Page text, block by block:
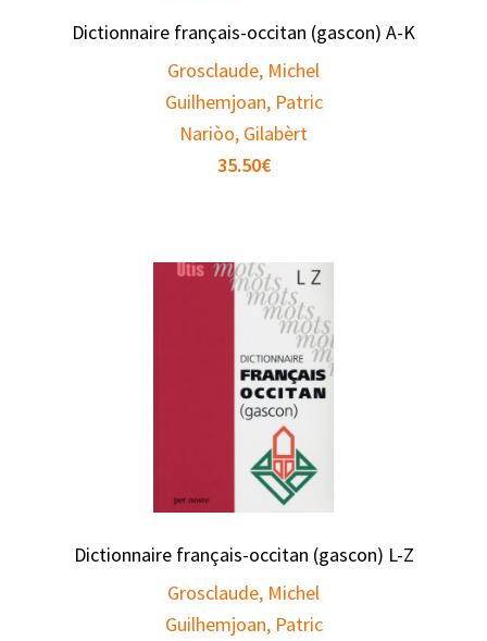
Dictionnaire français-occitan (gascon) A-K
Grosclaude, Michel
Guilhemjoan, Patric
Nariòo, Gilabèrt
35.50€
Dictionnaire français-occitan (gascon) L-Z
Grosclaude, Michel
Guilhemjoan, Patric